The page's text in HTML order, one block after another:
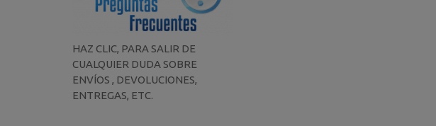
HAZ CLIC, PARA SALIR DE
CUALQUIER DUDA SOBRE
ENVÍOS , DEVOLUCIONES,
ENTREGAS, ETC.